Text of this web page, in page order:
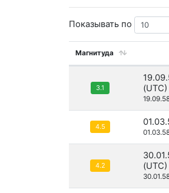
Показывать по
Магнитуда
3.1
(UTC)
4.5
4.2
(UTC)